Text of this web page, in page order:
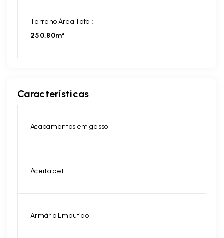
Terreno Área Total:
250,80m²
Características
Acabamentos em gesso
Aceita pet
Armário Embutido